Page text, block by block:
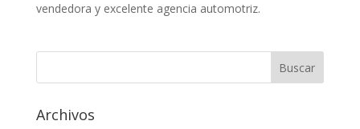
vendedora y excelente agencia automotriz.
Archivos